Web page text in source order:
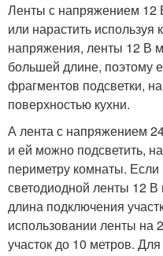
Ленты с напряжением 12
или нарастить
напряжения, ленты 12 В
большей длине, поэтому
фрагментов подсветки,
поверхностью кухни.
А лента с напряжением
и ей можно подсветить,
периметру комнаты.
светодиодной ленты 12
длина подключения
использовании ленты на
участок до 10 метров.